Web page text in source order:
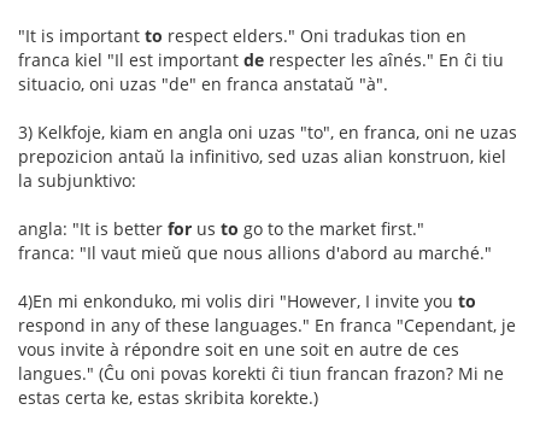
"It is important to respect elders." Oni tradukas tion en
franca kiel "Il est important de respecter les aînés." En ĉi tiu
situacio, oni uzas "de" en franca anstataŭ "à".
3) Kelkfoje, kiam en angla oni uzas "to", en franca, oni ne uzas
prepozicion antaŭ la infinitivo, sed uzas alian konstruon, kiel
la subjunktivo:
angla: "It is better for us to go to the market first."
franca: "Il vaut mieŭ que nous allions d'abord au marché."
4)En mi enkonduko, mi volis diri "However, I invite you to
respond in any of these languages." En franca "Cependant, je
vous invite à répondre soit en une soit en autre de ces
langues." (Ĉu oni povas korekti ĉi tiun francan frazon? Mi ne
estas certa ke, estas skribita korekte.)